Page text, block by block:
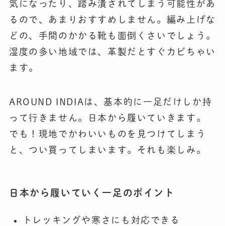
気になったり、踏み潰されてしまう可能性があ
るので、あまりおすすめしません。編み上げな
どの、手間のかかる靴も面倒くさいでしょう。
湿度の多い地域では、革製だとすぐカビちゃい
ます。
AROUND INDIAは、基本的に一足だけしか持
って行きません。日本から履いていきます。
でも！現地でかわいいものを見つけてしまう
と、つい買ってしまいます。それも楽しみ。
日本から履いていく一足のポイント
トレッキングや寒さにも対応できる